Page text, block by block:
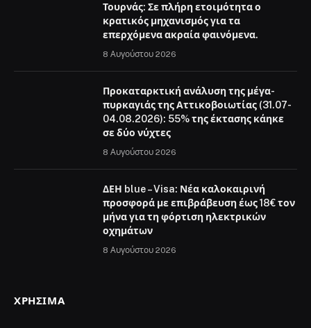
Τουρνάς: Σε πλήρη ετοιμότητα ο
κρατικός μηχανισμός για τα
επερχόμενα ακραία φαινόμενα.
8 Αυγούστου 2026
Προκαταρκτική ανάλυση της μέγα-
πυρκαγιάς της Αττικοβοιωτίας (31.07-
04.08.2026): 55% της έκτασης κάηκε
σε δύο νύχτες
8 Αυγούστου 2026
ΔΕΗ blue – Visa: Νέα καλοκαιρινή
προσφορά με επιβράβευση έως 18€ τον
μήνα για τη φόρτιση ηλεκτρικών
οχημάτων
8 Αυγούστου 2026
ΧΡΉΣΙΜΑ